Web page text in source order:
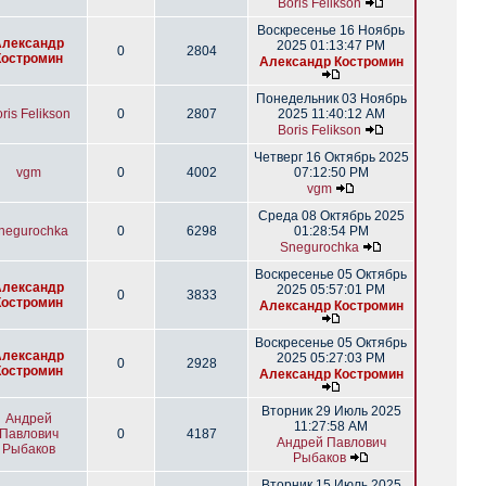
Boris Felikson
0 2804
Воскресенье 16 Ноябрь
2025 01:13:47 PM
Александр Костромин
Felikson 0 2807
Понедельник 03 Ноябрь
2025 11:40:12 AM
Boris Felikson
vgm 0 4002
Четверг 16 Октябрь 2025
07:12:50 PM
vgm
0 6298
Среда 08 Октябрь 2025
01:28:54 PM
Snegurochka
0 3833
Воскресенье 05 Октябрь
2025 05:57:01 PM
Александр Костромин
0 2928
Воскресенье 05 Октябрь
2025 05:27:03 PM
Александр Костромин
Андрей
Павлович
Рыбаков
0 4187
Вторник 29 Июль 2025
11:27:58 AM
Андрей Павлович
Рыбаков